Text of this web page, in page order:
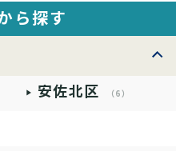
ら探す
安佐北区 （6）